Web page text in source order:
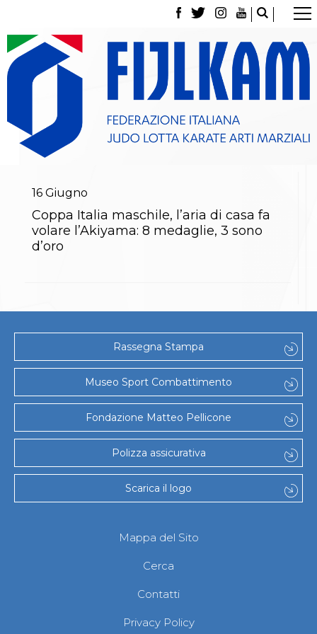
La Federazione
Tesseramento
Contatti
Norme e modulistica Affiliazioni e Tesseramenti
Classifica Società Sportive con più di 100 atleti
tesserati
Media
Partners
Albi Federali
Arbitri
Lotta
La disciplina
News
Gare e Risultati
Attività Didattica
Albi Federali
Karate
La disciplina
News
Gare e Risultati
Attività Didattica
Arti marziali
Aikido
Ju Jitsu
Sumo
Capoeira
Grappling
BJJ
Pancrazio/Pankration
16 Giugno
Coppa Italia maschile, l’aria di casa fa
volare l’Akiyama: 8 medaglie, 3 sono
d’oro
Rassegna Stampa
Museo Sport Combattimento
Fondazione Matteo Pellicone
Polizza assicurativa
Scarica il logo
Mappa del Sito
Cerca
Contatti
Privacy Policy